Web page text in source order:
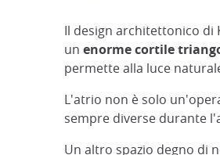
Il design architettonico di
un enorme cortile
permette alla luce
L'atrio non è solo
sempre diverse durante
Un altro spazio degno di